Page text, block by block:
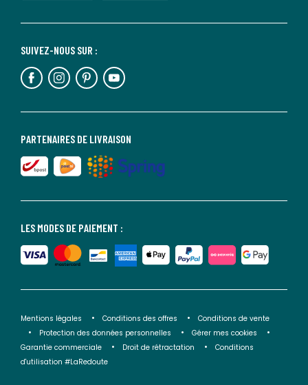
LES MODES DE PAIEMENT :
PARTENAIRES DE LIVRAISON
SUIVEZ-NOUS SUR :
Mentions légales Conditions des offres
Conditions de vente
Protection des données personnelles
Gérer mes cookies
Garantie commerciale
Droit de rétractation
Conditions
d'utilisation #LaRedoute